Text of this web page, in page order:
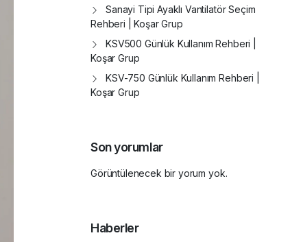
Sanayi Tipi Ayaklı Vantilatör Seçim
Rehberi | Koşar Grup
KSV500 Günlük Kullanım Rehberi |
Koşar Grup
KSV-750 Günlük Kullanım Rehberi |
Koşar Grup
Son yorumlar
Görüntülenecek bir yorum yok.
Haberler